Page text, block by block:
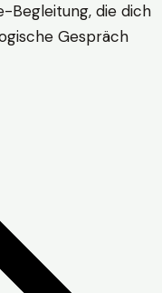
Begleitung, die dich
Gespräch